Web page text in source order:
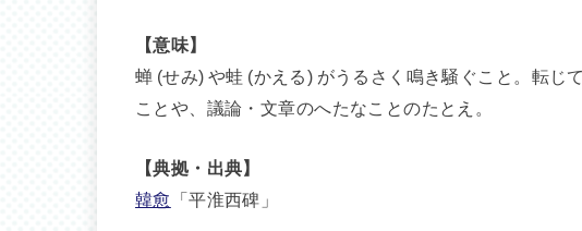
【意味】
蝉 (せみ) や蛙 (かえる) がうるさく鳴き騒ぐこと。転じ
ことや、議論・文章のへたなことのたとえ。
【典拠・出典】
韓愈
「平淮西碑」